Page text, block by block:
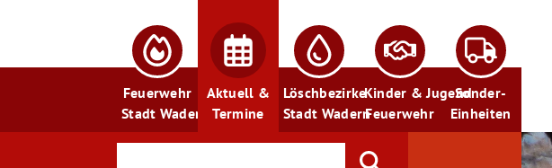
Feuerwehr
Stadt Wadern
Aktuell &
Termine
Löschbezirke
Stadt Wadern
Kinder & Jugend
Feuerwehr
Sonder-
Einheiten